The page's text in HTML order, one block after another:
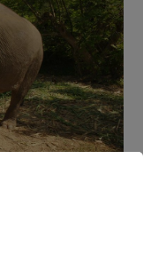
les 100